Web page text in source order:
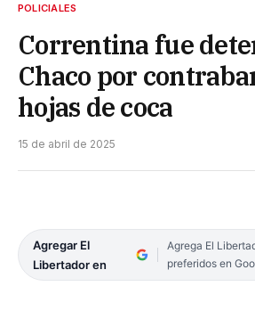
POLICIALES
Correntina fue
Chaco por
hojas de coca
15 de abril de 2025
Agregar El
Libertador en
Agrega El
preferidos en